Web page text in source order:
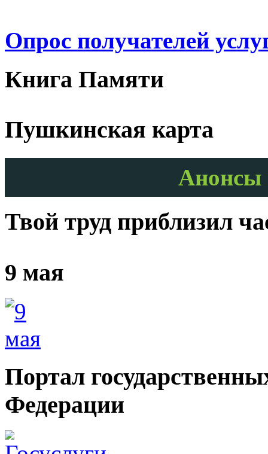
Опрос получателей
Книга Памяти
Пушкинская карта
Анонсы
Твой труд приблизил
9 мая
Портал
Федерации